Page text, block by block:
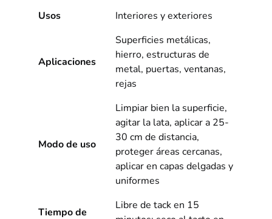
Usos
Interiores y exteriores
Aplicaciones
Superficies metálicas,
hierro, estructuras de
metal, puertas, ventanas,
rejas
Modo de uso
Limpiar bien la superficie,
agitar la lata, aplicar a 25-
30 cm de distancia,
proteger áreas cercanas,
aplicar en capas delgadas y
uniformes
Tiempo de
Libre de tack en 15